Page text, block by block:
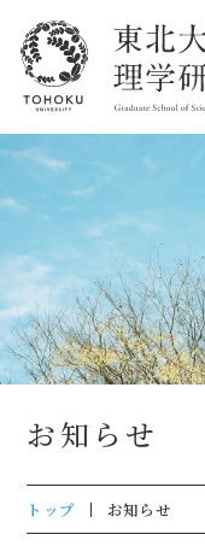
お知らせ
トップ お知らせ